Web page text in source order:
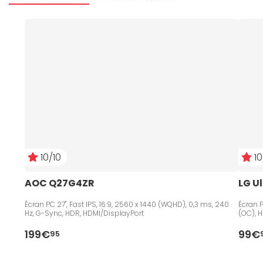
10/10
AOC Q27G4ZR
Écran PC 27", Fast IPS, 16:9, 2560 x 1440 (WQHD), 0,3 ms, 240
Hz, G-Sync, HDR, HDMI/DisplayPort
199€95
LG
Écran
(OC),
99€